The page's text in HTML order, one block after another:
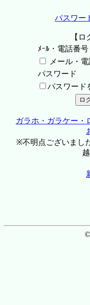
パスワー
【
ﾒｰﾙ・電話番号
メール・
パスワード
パスワード
ガラホ・ガラケー・
※不明点ございまし